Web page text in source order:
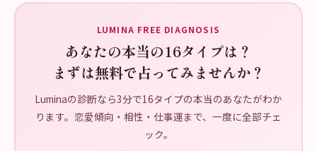
LUMINA FREE DIAGNOSIS
あなたの本当の16タイプは？
まずは無料で占ってみませんか？
Luminaの診断なら3分で16タイプの本当のあなたがわか
ります。恋愛傾向・相性・仕事運まで、一度に全部チェ
ック。